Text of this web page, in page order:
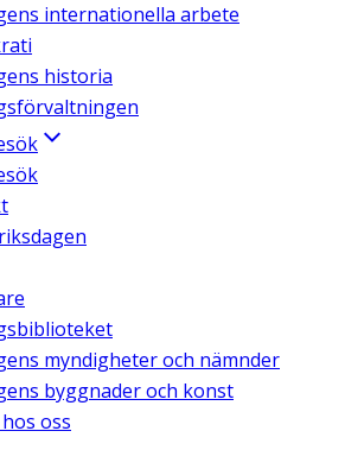
internationella arbete
historia
myndigheter och nämnder
byggnader och konst
oss